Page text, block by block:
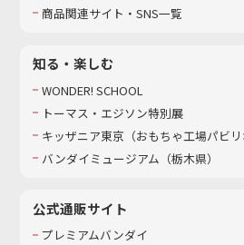
商品関連サイト・SNS一覧
知る・楽しむ
WONDER! SCHOOL
トーマス・エジソン特別展
キッザニア東京（おもちゃ工場パビリ
バンダイミュージアム（栃木県）
公式通販サイト
プレミアムバンダイ